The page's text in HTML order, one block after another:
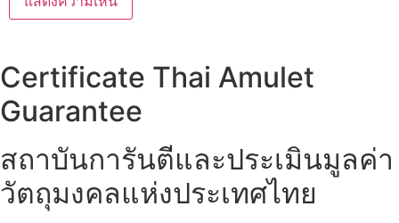
Certificate Thai Amulet
Guarantee
สถาบันการันตีและประเมินมูลค่า
วัตถุมงคลแห่งประเทศไทย